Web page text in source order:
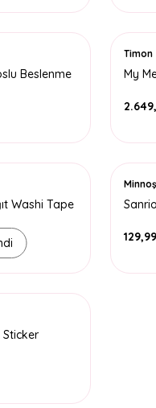
Beslenme
Timon
My
Washi Tape